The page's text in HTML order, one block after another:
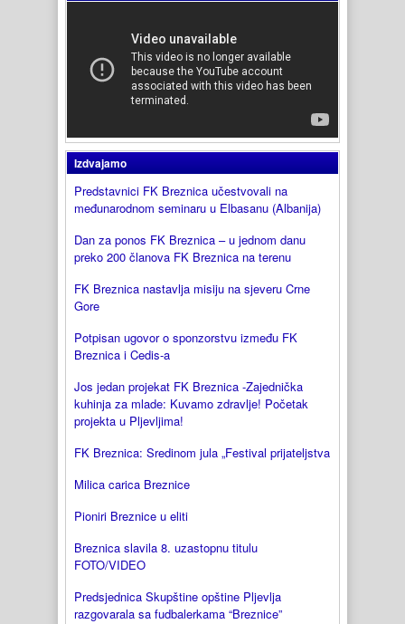
Izdvajamo
Predstavnici FK Breznica učestvovali na
međunarodnom seminaru u Elbasanu (Albanija)
Dan za ponos FK Breznica – u jednom danu
preko 200 članova FK Breznica na terenu
FK Breznica nastavlja misiju na sjeveru Crne
Gore
Potpisan ugovor o sponzorstvu između FK
Breznica i Cedis-a
Jos jedan projekat FK Breznica -Zajednička
kuhinja za mlade: Kuvamo zdravlje! Početak
projekta u Pljevljima!
FK Breznica: Sredinom jula „Festival prijateljstva
Milica carica Breznice
Pioniri Breznice u eliti
Breznica slavila 8. uzastopnu titulu
FOTO/VIDEO
Predsjednica Skupštine opštine Pljevlja
razgovarala sa fudbalerkama “Breznice”